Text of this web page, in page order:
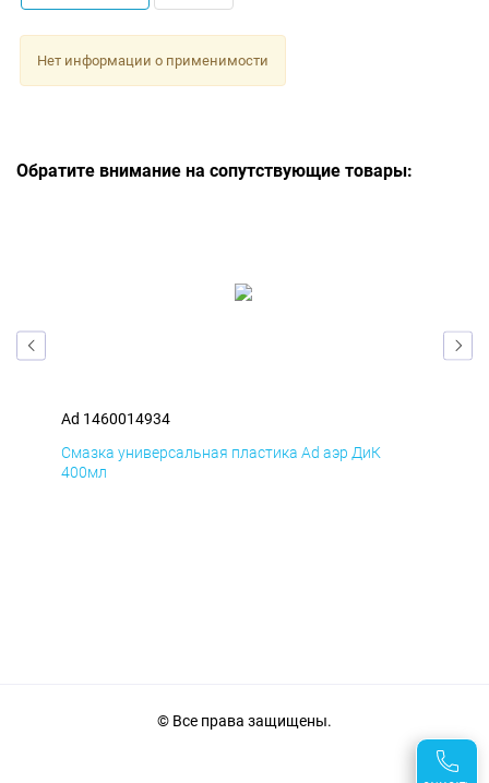
Нет информации о применимости
Обратите внимание на сопутствующие товары:
Ad 1460014934
Смазка универсальная пластика Ad аэр ДиК
400мл
© Все права защищены.